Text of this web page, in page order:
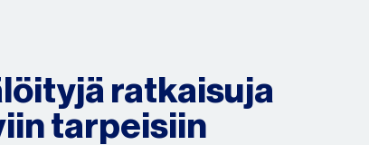
ratkaisuja
tarpeisiin